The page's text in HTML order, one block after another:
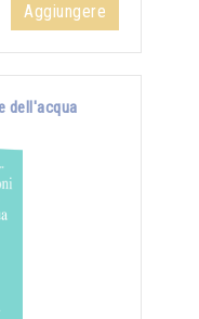
Aggiungere
dell'acqua